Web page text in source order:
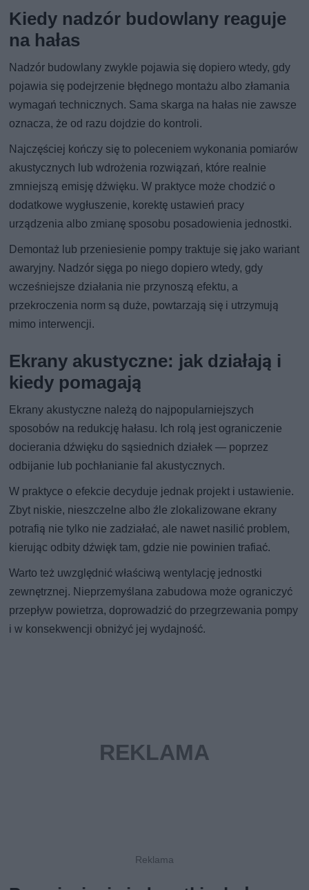
Kiedy nadzór budowlany reaguje
na hałas
Nadzór budowlany zwykle pojawia się dopiero wtedy, gdy
pojawia się podejrzenie błędnego montażu albo złamania
wymagań technicznych. Sama skarga na hałas nie zawsze
oznacza, że od razu dojdzie do kontroli.
Najczęściej kończy się to poleceniem wykonania pomiarów
akustycznych lub wdrożenia rozwiązań, które realnie
zmniejszą emisję dźwięku. W praktyce może chodzić o
dodatkowe wygłuszenie, korektę ustawień pracy
urządzenia albo zmianę sposobu posadowienia jednostki.
Demontaż lub przeniesienie pompy traktuje się jako wariant
awaryjny. Nadzór sięga po niego dopiero wtedy, gdy
wcześniejsze działania nie przynoszą efektu, a
przekroczenia norm są duże, powtarzają się i utrzymują
mimo interwencji.
Ekrany akustyczne: jak działają i
kiedy pomagają
Ekrany akustyczne należą do najpopularniejszych
sposobów na redukcję hałasu. Ich rolą jest ograniczenie
docierania dźwięku do sąsiednich działek — poprzez
odbijanie lub pochłanianie fal akustycznych.
W praktyce o efekcie decyduje jednak projekt i ustawienie.
Zbyt niskie, nieszczelne albo źle zlokalizowane ekrany
potrafią nie tylko nie zadziałać, ale nawet nasilić problem,
kierując odbity dźwięk tam, gdzie nie powinien trafiać.
Warto też uwzględnić właściwą wentylację jednostki
zewnętrznej. Nieprzemyślana zabudowa może ograniczyć
przepływ powietrza, doprowadzić do przegrzewania pompy
i w konsekwencji obniżyć jej wydajność.